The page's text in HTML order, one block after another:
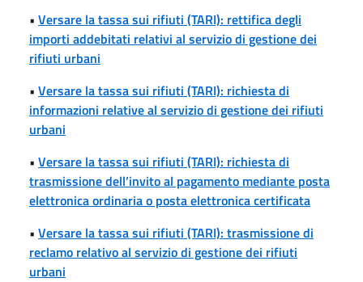
• Versare la tassa sui rifiuti (TARI): rettifica degli
importi addebitati relativi al servizio di gestione dei
rifiuti urbani
• Versare la tassa sui rifiuti (TARI): richiesta di
informazioni relative al servizio di gestione dei rifiuti
urbani
• Versare la tassa sui rifiuti (TARI): richiesta di
trasmissione dell’invito al pagamento mediante posta
elettronica ordinaria o posta elettronica certificata
• Versare la tassa sui rifiuti (TARI): trasmissione di
reclamo relativo al servizio di gestione dei rifiuti
urbani